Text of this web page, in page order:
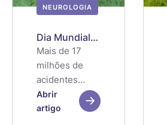
NEUROLOGIA
Dia Mundial
do Cérebro –
Prevenir e
tratar o AVC
Mais de 17
milhões de
acidentes
vasculares
cerebrais
Abrir
artigo